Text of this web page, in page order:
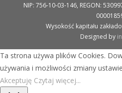
NIP: 756-10-03-146, REGON:
Wysokość kapitału
Designed by
Ta strona używa plików Cookies.
używania i możliwości zmiany
Akceptuję Czytaj więcej...